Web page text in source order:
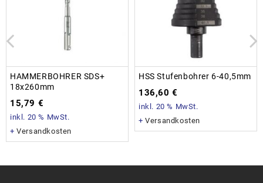
HAMMERBOHRER SDS+
18x260mm
15,79 €
inkl. 20 % MwSt.
+Versandkosten
HSS Stufenbohrer 6-40,5mm
136,60€
inkl. 20 % MwSt.
+Versandkosten